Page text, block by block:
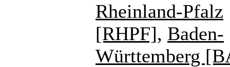
Rheinland-Pfalz
[RHPF], Baden-
Württemberg